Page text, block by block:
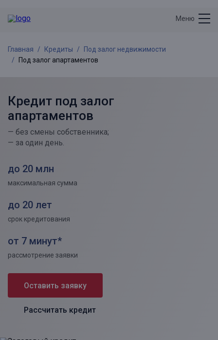
Меню
Главная Кредиты
Под залог недвижимости
Под залог апартаментов
Кредит под залог
апартаментов
— без смены собственника;
— за один день.
Оставить заявку
Рассчитать кредит
до 20 млн
максимальная сумма
до 20 лет
срок кредитования
от 7 минут*
рассмотрение заявки